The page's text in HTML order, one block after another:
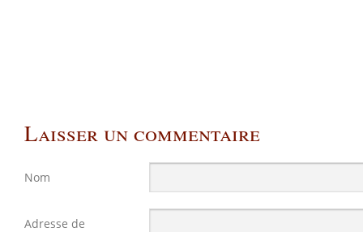
Laisser un commentaire
Nom
Adresse de